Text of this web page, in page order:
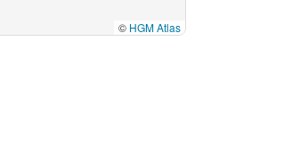
© HGM Atlas